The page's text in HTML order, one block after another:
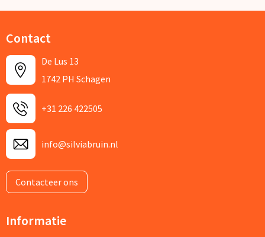
Contact
De Lus 13
1742 PH Schagen
+31 226 422505
info@silviabruin.nl
Contacteer ons
Informatie